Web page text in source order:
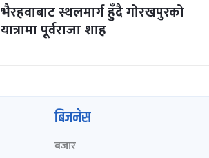
भैरहवाबाट स्थलमार्ग हुँदै गोरखपुरको
यात्रामा पूर्वराजा शाह
बिजनेस
बजार